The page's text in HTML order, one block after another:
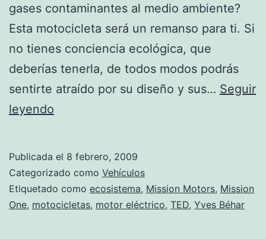
gases contaminantes al medio ambiente?
Esta motocicleta será un remanso para ti. Si
no tienes conciencia ecológica, que
deberías tenerla, de todos modos podrás
sentirte atraído por su diseño y sus… Seguir
leyendo
One
Publicada el 8 febrero, 2009
Categorizado como Vehículos
Etiquetado como ecosistema, Mission Motors, Mission
One, motocicletas, motor eléctrico, TED, Yves Béhar